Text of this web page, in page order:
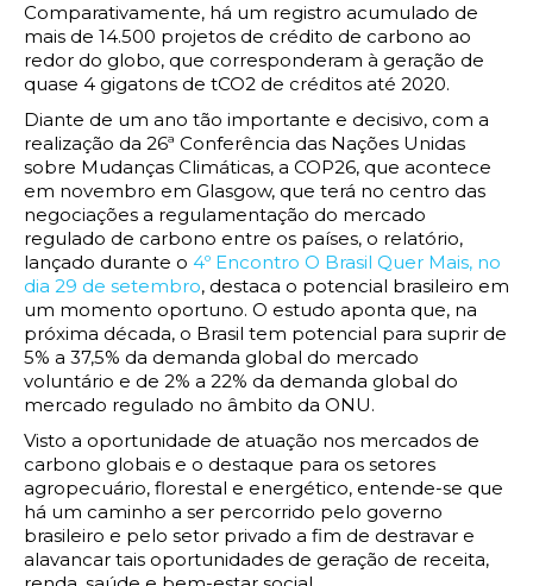
Comparativamente, há um registro acumulado de
mais de 14.500 projetos de crédito de carbono ao
redor do globo, que corresponderam à geração de
quase 4 gigatons de tCO2 de créditos até 2020.
Diante de um ano tão importante e decisivo, com a
realização da 26ª Conferência das Nações Unidas
sobre Mudanças Climáticas, a COP26, que acontece
em novembro em Glasgow, que terá no centro das
negociações a regulamentação do mercado
regulado de carbono entre os países, o relatório,
lançado durante o 4º Encontro O Brasil Quer Mais, no
dia 29 de setembro, destaca o potencial brasileiro em
um momento oportuno. O estudo aponta que, na
próxima década, o Brasil tem potencial para suprir de
5% a 37,5% da demanda global do mercado
voluntário e de 2% a 22% da demanda global do
mercado regulado no âmbito da ONU.
Visto a oportunidade de atuação nos mercados de
carbono globais e o destaque para os setores
agropecuário, florestal e energético, entende-se que
há um caminho a ser percorrido pelo governo
brasileiro e pelo setor privado a fim de destravar e
alavancar tais oportunidades de geração de receita,